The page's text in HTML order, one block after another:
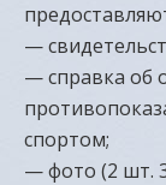
—
— справка об
спортом;
— фото (2 шт.